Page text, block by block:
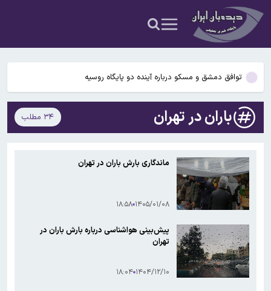
اسد» در جشن تولد موسکو؛ ویدیوی نماینده پیشین سوریه در سازمان
ملل سوری‌ها را خشمگین کرد
۵۶ سال قبل در چنین روزی؛ کفش ملی ایران به شوروی صادر شد
سومین لیگ برتر بدون سرمربی خارجی
توافق دمشق و مسکو درباره آینده دو پایگاه روسیه
اعترافات دختر بلاگری که حمیدرضا رجب‌زاده را به قتل رسانده/ او مرتب به
من تذکر حجاب می‌داد/دوست پسرم گفت بابت قتل بسیجی‌ها پول
می‌دهند
ظهور مجدد بشار الجعفری + عکس / حضور جنجالی «دیپلمات سابق
ملل سوری‌ها را خشمگین کرد
۵۶ سال قبل در چنین روزی؛ کفش ملی ایران به شوروی صادر شد
سومین لیگ برتر بدون سرمربی خارجی
باران در تهران ۳۴ مطلب
ماندگاری بارش باران در تهران
۱۴۰۵/۰۱/۰۸ ۱۸:۵۸
پیش‌بینی هواشناسی درباره بارش باران در
تهران
۱۴۰۴/۱۲/۱۰ ۱۸:۰۴